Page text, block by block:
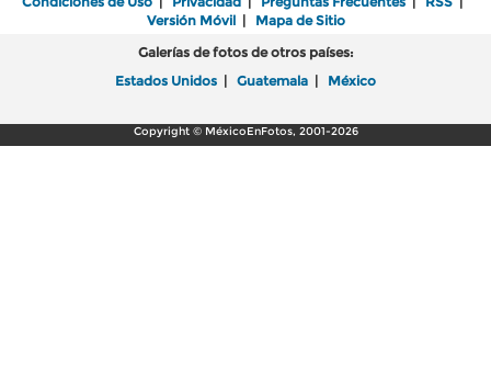
Versión Móvil| Mapa de Sitio
Galerías de fotos de otros países:
Estados Unidos | Guatemala | México
Copyright © MéxicoEnFotos, 2001-2026